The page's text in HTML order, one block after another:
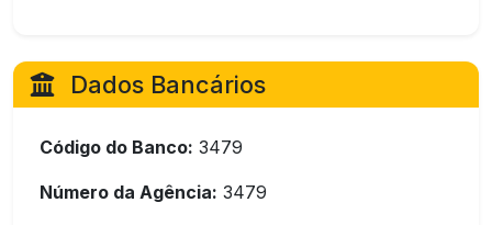
Dados Bancários
Código do Banco: 3479
Número da Agência: 3479